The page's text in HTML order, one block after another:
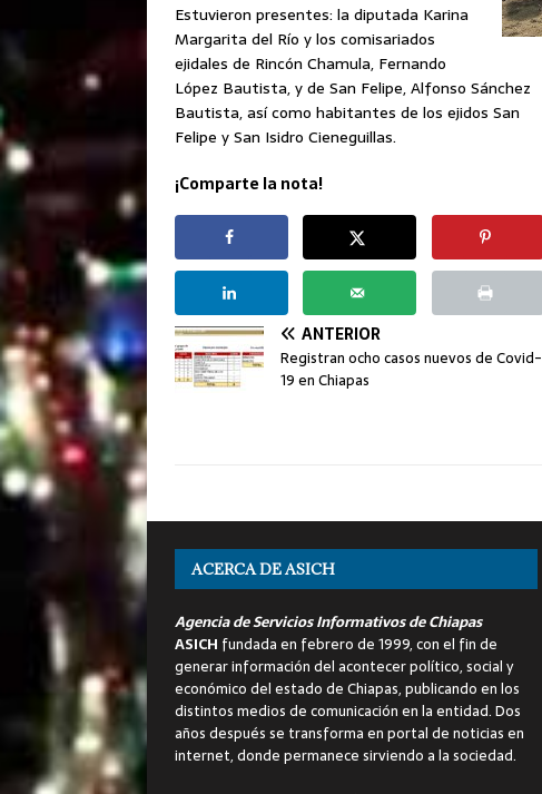
Estuvieron presentes: la diputada Karina
Margarita del Río y los comisariados
ejidales de Rincón Chamula, Fernando
López Bautista, y de San Felipe, Alfonso Sánchez
Bautista, así como habitantes de los ejidos San
Felipe y San Isidro Cieneguillas.
¡Comparte la nota!
ANTERIOR
Registran ocho casos nuevos de Covid-
19 en Chiapas
ACERCA DE ASICH
Agencia de Servicios Informativos de Chiapas
ASICH fundada en febrero de 1999, con el fin de
generar información del acontecer político, social y
económico del estado de Chiapas, publicando en los
distintos medios de comunicación en la entidad. Dos
años después se transforma en portal de noticias en
internet, donde permanece sirviendo a la sociedad.